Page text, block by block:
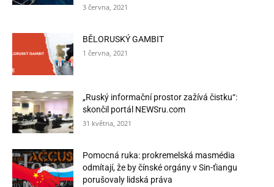
3 června, 2021
BĚLORUSKÝ GAMBIT
1 června, 2021
„Ruský informační prostor zažívá čistku“:
skončil portál NEWSru.com
31 května, 2021
Pomocná ruka: prokremelská masmédia
odmítají, že by čínské orgány v Sin-ťiangu
porušovaly lidská práva